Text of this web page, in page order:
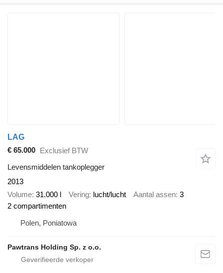
LAG
€ 65.000 Exclusief BTW
Levensmiddelen tankoplegger
2013
Volume 31.000 l Vering lucht/lucht Aantal assen 3
2 compartimenten
Polen, Poniatowa
Pawtrans Holding Sp. z o.o.